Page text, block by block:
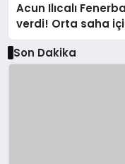
Acun Ilıcalı
verdi! Orta saha
Son Dakika